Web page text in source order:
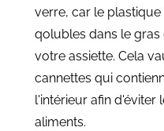
verre, car le
qolubles dans le
votre assiette. Cela
cannettes qui
l'intérieur afin d'éviter
aliments.